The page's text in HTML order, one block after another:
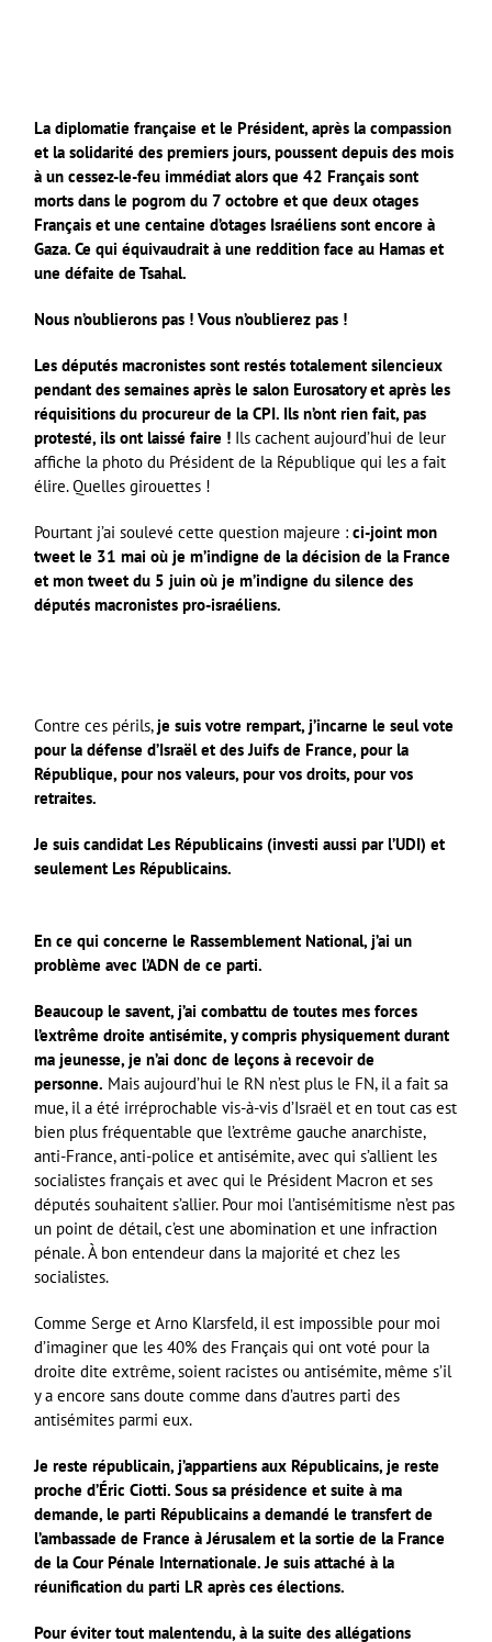
La diplomatie française et le Président, après la compassion
et la solidarité des premiers jours, poussent depuis des mois
à un cessez-le-feu immédiat alors que 42 Français sont
morts dans le pogrom du 7 octobre et que deux otages
Français et une centaine d’otages Israéliens sont encore à
Gaza. Ce qui équivaudrait à une reddition face au Hamas et
une défaite de Tsahal.
Nous n’oublierons pas ! Vous n’oublierez pas !
Les députés macronistes sont restés totalement silencieux
pendant des semaines après le salon Eurosatory et après les
réquisitions du procureur de la CPI. Ils n’ont rien fait, pas
protesté, ils ont laissé faire ! Ils cachent aujourd’hui de leur
affiche la photo du Président de la République qui les a fait
élire. Quelles girouettes !
Pourtant j’ai soulevé cette question majeure : ci-joint mon
tweet le 31 mai où je m’indigne de la décision de la France
et mon tweet du 5 juin où je m’indigne du silence des
députés macronistes pro-israéliens.
Contre ces périls,je suis votre rempart, j’incarne le seul vote
pour la défense d’Israël et des Juifs de France, pour la
République, pour nos valeurs, pour vos droits, pour vos
retraites.
Je suis candidat Les Républicains (investi aussi par l’UDI) et
seulement Les Républicains.
En ce qui concerne le Rassemblement National, j’ai un
problème avec l’ADN de ce parti.
Beaucoup le savent, j’ai combattu de toutes mes forces
l’extrême droite antisémite, y compris physiquement durant
ma jeunesse, je n’ai donc de leçons à recevoir de
personne. Mais aujourd’hui le RN n’est plus le FN, il a fait sa
mue, il a été irréprochable vis-à-vis d’Israël et en tout cas est
bien plus fréquentable que l’extrême gauche anarchiste,
anti-France, anti-police et antisémite, avec qui s’allient les
socialistes français et avec qui le Président Macron et ses
députés souhaitent s’allier. Pour moi l’antisémitisme n’est pas
un point de détail, c’est une abomination et une infraction
pénale. À bon entendeur dans la majorité et chez les
socialistes.
Comme Serge et Arno Klarsfeld, il est impossible pour moi
d’imaginer que les 40% des Français qui ont voté pour la
droite dite extrême, soient racistes ou antisémite, même s’il
y a encore sans doute comme dans d’autres parti des
antisémites parmi eux.
Je reste républicain, j’appartiens aux Républicains, je reste
proche d’Éric Ciotti. Sous sa présidence et suite à ma
demande, le parti Républicains a demandé le transfert de
l’ambassade de France à Jérusalem et la sortie de la France
de la Cour Pénale Internationale. Je suis attaché à la
réunification du parti LR après ces élections.
Pour éviter tout malentendu, à la suite des allégations